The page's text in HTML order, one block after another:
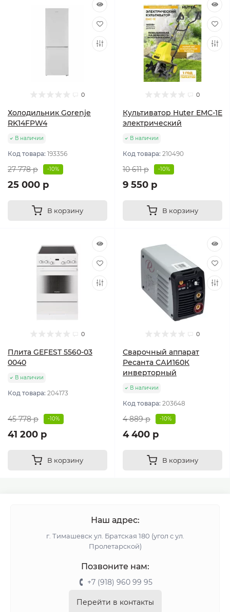
0
Холодильник Gorenje
RK14FPW4
В наличии
Код товара: 193356
27 778 р -10%
25 000 р
В корзину
0
Культиватор Huter ЕМС-1E
электрический
В наличии
Код товара: 210490
10 611 р -10%
9 550 р
В корзину
0
Плита GEFEST 5560-03
0040
В наличии
Код товара: 204173
45 778 р -10%
41 200 р
В корзину
0
Сварочный аппарат
Ресанта САИ160К
инверторный
В наличии
Код товара: 203648
4 889 р -10%
4 400 р
В корзину
Наш адрес:
г. Тимашевск ул. Братская 180 (угол с ул.
Пролетарской)
Позвоните нам:
+7 (918) 960 99 95
Перейти в контакты